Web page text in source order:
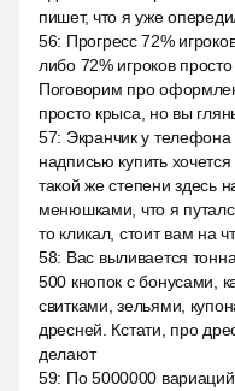
пишет, что я уже
56: Прогресс 72%
либо 72% игроков
Поговорим про
просто крыса, но вы
57: Экранчик у
надписью купить
такой же степени здесь
менюшками, что я
то кликал, стоит вам на
58: Вас выливается
500 кнопок с бонусами,
свитками, зельями,
дресней. Кстати, про
делают
59: По 5000000